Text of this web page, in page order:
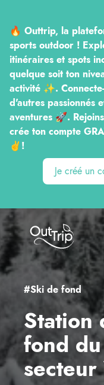
🔥 Outtrip, la
sports outdoor !
itinéraires et spots
quelque soit ton
activité ✨.
d'autres passionnés
aventures 🚀.
crée ton compte
✌️!
Je créé un
Outtrip
#Ski de fond
Station
fond